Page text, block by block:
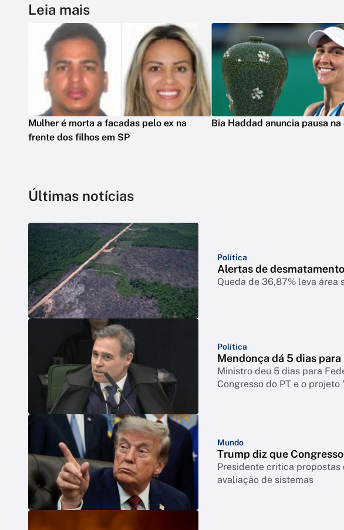
Leia mais
Mulher é morta a facadas pelo ex na
frente dos filhos em SP
Bia Haddad anuncia pausa na
Últimas notícias
Política
Alertas de
Queda de 36,87% leva área
Política
Mendonça dá 5 dias
Ministro deu 5 dias para
Congresso do PT e o projeto
Mundo
Trump diz que
Presidente critica propostas
avaliação de sistemas